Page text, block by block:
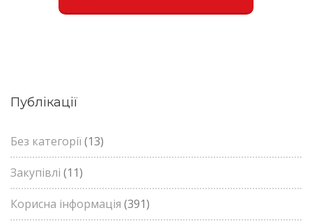
Публікації
Без категорії(13)
Закупівлі (11)
Корисна інформація (391)